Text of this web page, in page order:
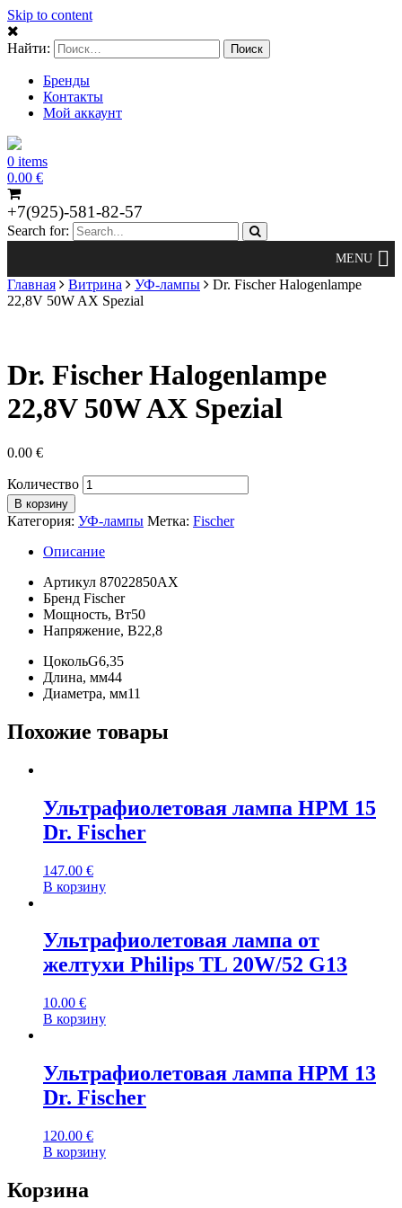
Skip to content
Найти:
Бренды
Контакты
Мой аккаунт
0 items
0.00 €
+7(925)-581-82-57
Search for:
Главная Витрина УФ-лампы
Dr. Fischer Halogenlampe
22,8V 50W AX Spezial
Dr. Fischer Halogenlampe
22,8V 50W AX Spezial
0.00 €
Количество
В корзину
Категория: УФ-лампы Метка: Fischer
Описание
Артикул 87022850АХ
Бренд Fischer
Мощность, Вт50
Напряжение, В22,8
ЦокольG6,35
Длина, мм44
Диаметра, мм11
Похожие товары
Ультрафиолетовая лампа HPM 15
Dr. Fischer
147.00 €
В корзину
Ультрафиолетовая лампа от
желтухи Philips TL 20W/52 G13
10.00 €
В корзину
Ультрафиолетовая лампа HPM 13
Dr. Fischer
120.00 €
В корзину
Корзина